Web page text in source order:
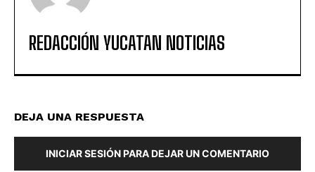
REDACCIÓN YUCATAN NOTICIAS
DEJA UNA RESPUESTA
INICIAR SESIÓN PARA DEJAR UN COMENTARIO